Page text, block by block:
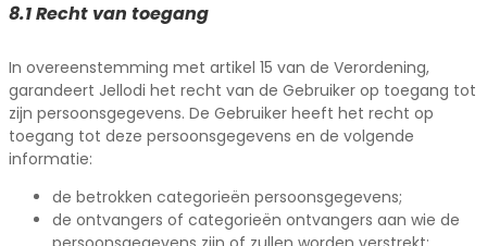
8.1 Recht van toegang
In overeenstemming met artikel 15 van de Verordening,
garandeert Jellodi het recht van de Gebruiker op toegang tot
zijn persoonsgegevens. De Gebruiker heeft het recht op
toegang tot deze persoonsgegevens en de volgende
informatie:
de betrokken categorieën persoonsgegevens;
de ontvangers of categorieën ontvangers aan wie de